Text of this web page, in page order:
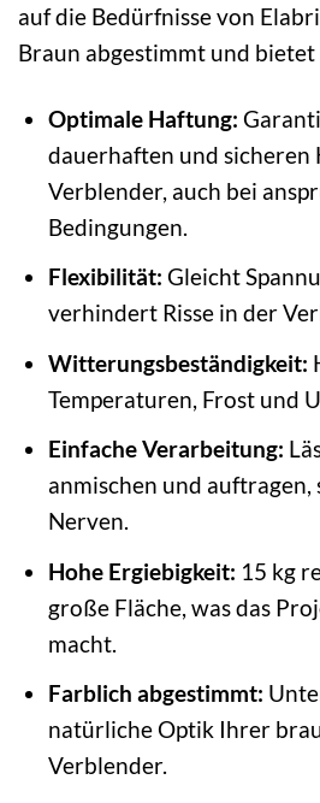
auf die Bedürfnisse von
Braun abgestimmt und
Optimale Haftung:
dauerhaften und sicheren
Verblender, auch bei
Bedingungen.
Flexibilität: Gleicht
verhindert Risse in der
Witterungsbeständigkeit:
Temperaturen, Frost und
Einfache Verarbeitung:
anmischen und auftragen,
Nerven.
Hohe Ergiebigkeit: 15 kg
große Fläche, was das
macht.
Farblich abgestimmt:
natürliche Optik Ihrer
Verblender.